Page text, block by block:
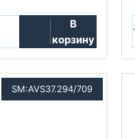
В
корзину
SM:AVS37.294/709